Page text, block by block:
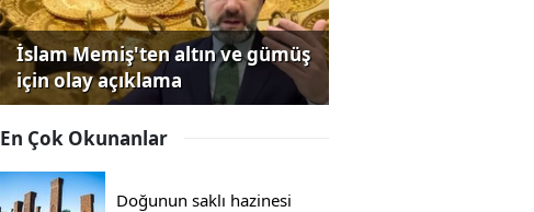
İslam Memiş'ten altın ve gümüş
için olay açıklama
En Çok Okunanlar
Doğunun saklı hazinesi